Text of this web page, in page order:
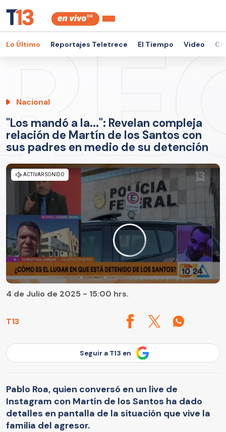
Lo Último Reportajes Teletrece El Tiempo Video
Nacional
"Los mandó a la...": Revelan compleja
relación de Martín de los Santos con
sus padres en medio de su detención
T13
4 de Julio de 2025 - 15:00 hrs.
Seguir a T13 en
Pablo Roa, quien conversó en un live de
Instagram con Martín de los Santos ha dado
detalles en pantalla de la situación que vive la
familia del agresor.